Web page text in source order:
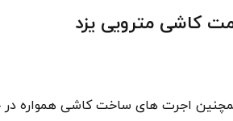
اجرت های ساخت کاشی همواره در